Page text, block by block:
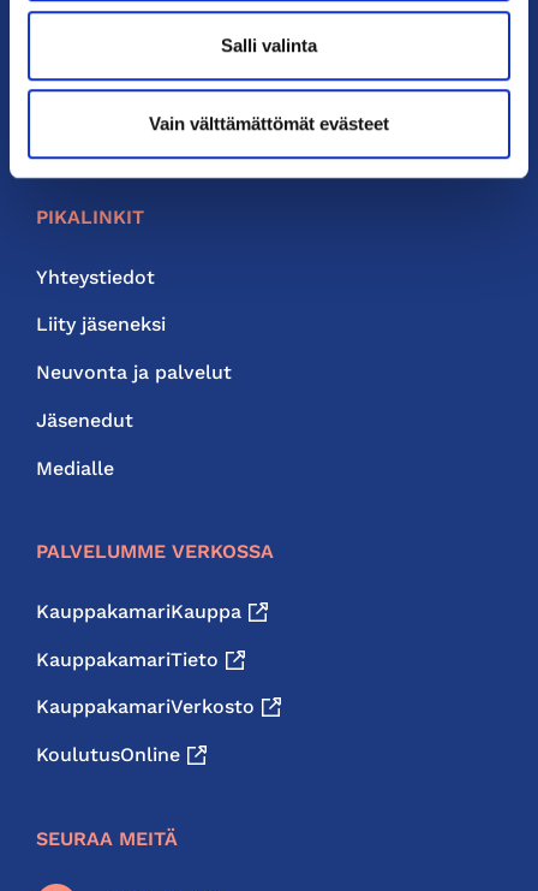
Salli valinta
Vain välttämättömät evästeet
PIKALINKIT
Yhteystiedot
Liity jäseneksi
Neuvonta ja palvelut
Jäsenedut
Medialle
PALVELUMME VERKOSSA
KauppakamariKauppa
KauppakamariTieto
KauppakamariVerkosto
KoulutusOnline
SEURAA MEITÄ